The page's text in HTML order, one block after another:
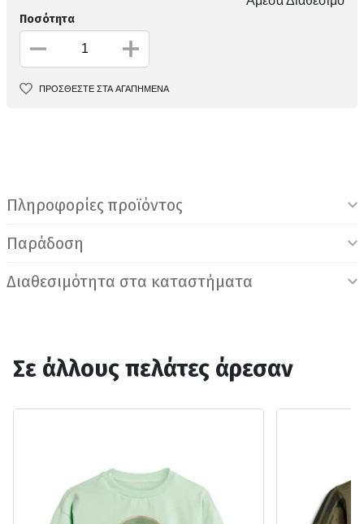
Ποσότητα
ΠΡΟΣΘΕΣΤΕ ΣΤΑ ΑΓΑΠΗΜΕΝΑ
Πληροφορίες προϊόντος
Παράδοση
Διαθεσιμότητα στα καταστήματα
Σε άλλους πελάτες άρεσαν